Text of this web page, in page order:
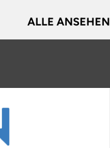
ALLE ANSEHEN